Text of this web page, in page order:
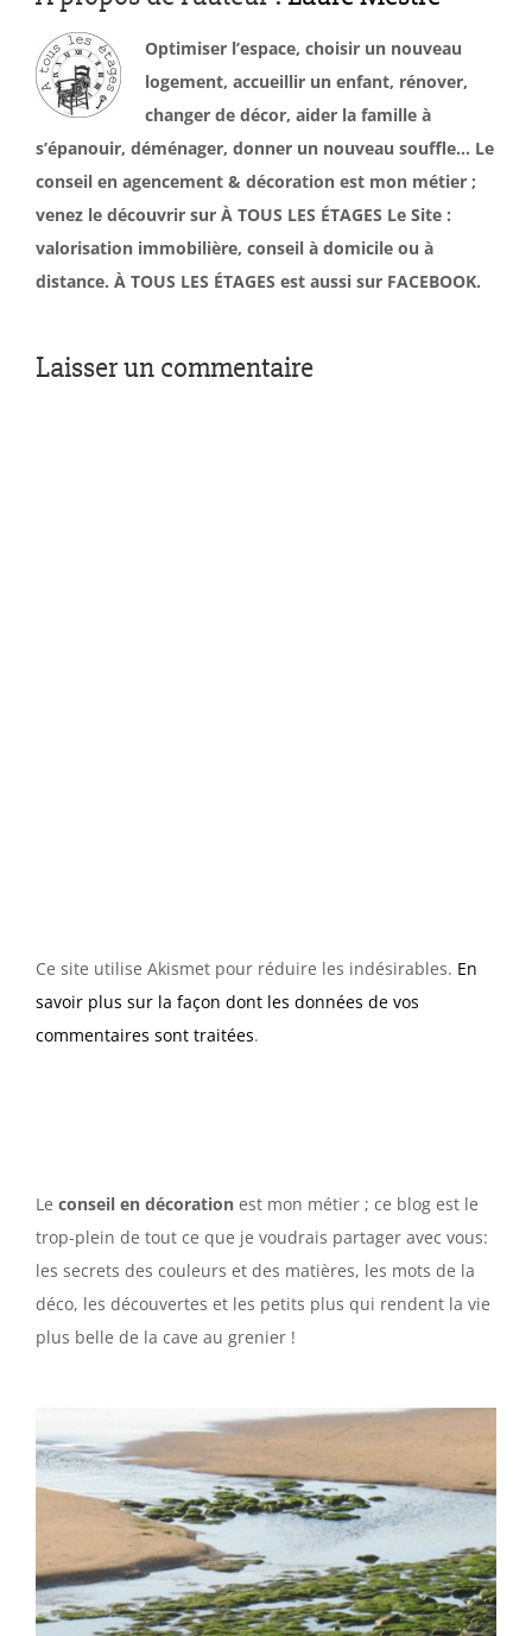
Optimiser l’espace, choisir un nouveau
logement, accueillir un enfant, rénover,
changer de décor, aider la famille à
s’épanouir, déménager, donner un nouveau souffle… Le
conseil en agencement & décoration est mon métier ;
venez le découvrir sur À TOUS LES ÉTAGES Le Site :
valorisation immobilière, conseil à domicile ou à
distance. À TOUS LES ÉTAGES est aussi sur FACEBOOK.
Laisser un commentaire
Ce site utilise Akismet pour réduire les indésirables. En
savoir plus sur la façon dont les données de vos
commentaires sont traitées.
Le conseil en décoration est mon métier ; ce blog est le
trop-plein de tout ce que je voudrais partager avec vous:
les secrets des couleurs et des matières, les mots de la
déco, les découvertes et les petits plus qui rendent la vie
plus belle de la cave au grenier !